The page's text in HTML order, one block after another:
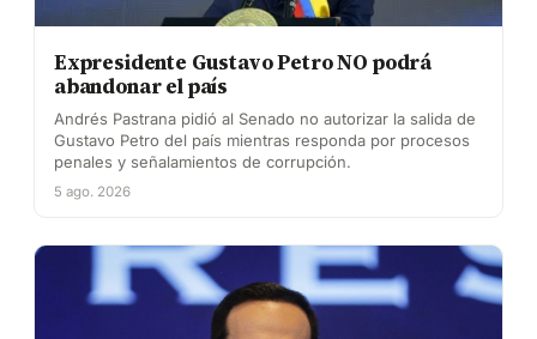
Expresidente Gustavo Petro NO podrá
abandonar el país
Andrés Pastrana pidió al Senado no autorizar la salida de
Gustavo Petro del país mientras responda por procesos
penales y señalamientos de corrupción.
5 ago. 2026